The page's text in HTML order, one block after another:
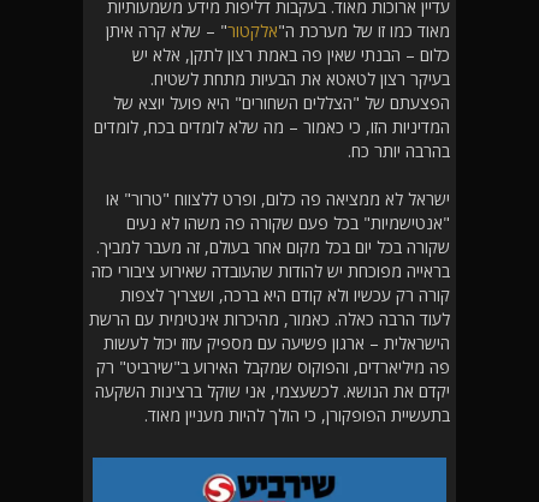
עדיין ארוכות מאוד. בעקבות דליפות מידע משמעותיות
מאוד כמו זו של מערכת ה"אלקטור" – שלא קרה איתן
כלום – הבנתי שאין פה באמת רצון לתקן, אלא יש
בעיקר רצון לטאטא את הבעיות מתחת לשטיח.
הפצעתם של "הצללים השחורים" היא פועל יוצא של
המדיניות הזו, כי כאמור – מה שלא לומדים בכח, לומדים
בהרבה יותר כח.
ישראל לא ממציאה פה כלום, ופרט ללצווח "טרור" או
"אנטישמיות" בכל פעם שקורה פה משהו לא נעים
שקורה בכל יום בכל מקום אחר בעולם, זה מעבר למביך.
בראייה מפוכחת יש להודות שהעובדה שאירוע ציבורי כזה
קורה רק עכשיו ולא קודם היא ברכה, ושצריך לצפות
לעוד הרבה כאלה. כאמור, מהיכרות אינטימית עם הרשת
הישראלית – ארגון פשיעה עם מספיק עזוז יכול לעשות
פה מיליארדים, והפוקוס שמקבל האירוע ב"שירביט" רק
יקדם את הנושא. לכשעצמי, אני שוקל ברצינות השקעה
בתעשיית הפופקורן, כי הולך להיות מעניין מאוד.